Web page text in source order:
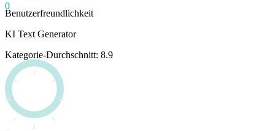
0
Benutzerfreundlichkeit
KI Text Generator
Kategorie-Durchschnitt: 8.9